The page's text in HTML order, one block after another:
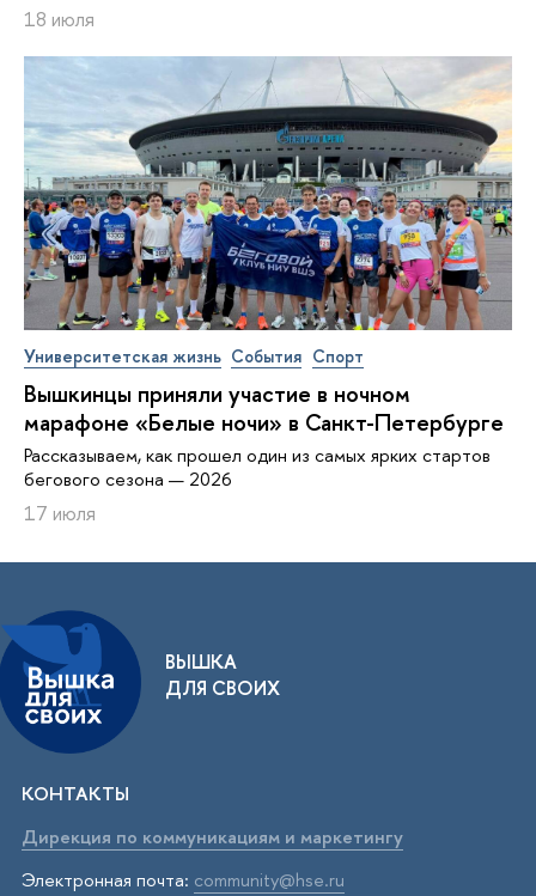
18 июля
Университетская жизнь События Спорт
Вышкинцы приняли участие в ночном
марафоне «Белые ночи» в Санкт-Петербурге
Рассказываем, как прошел один из самых ярких стартов
бегового сезона — 2026
17 июля
ВЫШКА
ДЛЯ СВОИХ
КОНТАКТЫ
Дирекция по коммуникациям и маркетингу
Электронная почта: community@hse.ru